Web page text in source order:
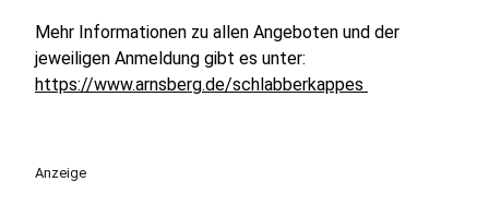
Mehr Informationen zu allen Angeboten und der
jeweiligen Anmeldung gibt es unter:
https://www.arnsberg.de/schlabberkappes
Anzeige